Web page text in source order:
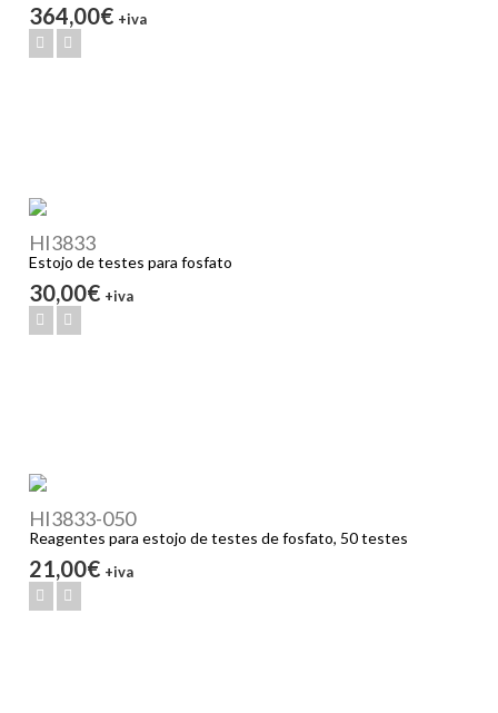
364,00€ +iva
HI3833
Estojo de testes para fosfato
30,00€ +iva
HI3833-050
Reagentes para estojo de testes de fosfato, 50 testes
21,00€ +iva